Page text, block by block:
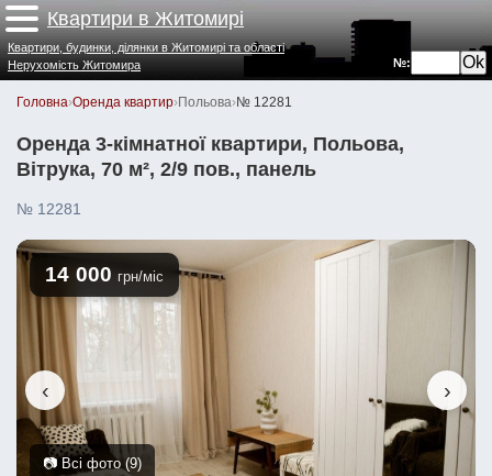
Квартири в Житомирі
№:
Квартири, будинки, ділянки в Житомирі та області
Нерухомість Житомира
Головна›Оренда квартир›Польова›№ 12281
Оренда 3-кімнатної квартири, Польова,
Вітрука, 70 м², 2/9 пов., панель
№ 12281
‹ ›
14 000 грн/міс
📷 Всі фото (9)